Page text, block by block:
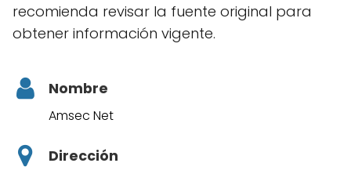
recomienda revisar la fuente original para
obtener información vigente.
Nombre
Amsec Net
Dirección